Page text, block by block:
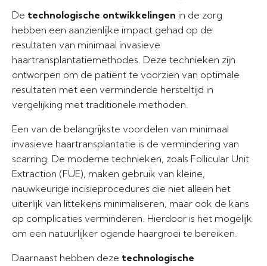
De technologische ontwikkelingen in de zorg
hebben een aanzienlijke impact gehad op de
resultaten van minimaal invasieve
haartransplantatiemethodes. Deze technieken zijn
ontworpen om de patiënt te voorzien van optimale
resultaten met een verminderde hersteltijd in
vergelijking met traditionele methoden.
Een van de belangrijkste voordelen van minimaal
invasieve haartransplantatie is de vermindering van
scarring. De moderne technieken, zoals Follicular Unit
Extraction (FUE), maken gebruik van kleine,
nauwkeurige incisieprocedures die niet alleen het
uiterlijk van littekens minimaliseren, maar ook de kans
op complicaties verminderen. Hierdoor is het mogelijk
om een natuurlijker ogende haargroei te bereiken.
Daarnaast hebben deze technologische